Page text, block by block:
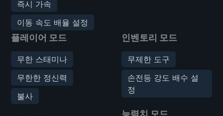
즉시 가속
이동 속도 배율 설정
플레이어 모드
무한 스태미나
무한한 정신력
불사
인벤토리 모드
무제한 도구
손전등 강도 배수 설
정
능력치 모드